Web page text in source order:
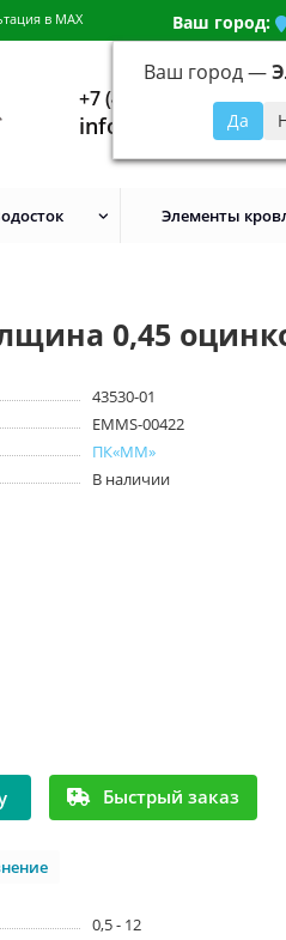
в MAX Ваш город:
Ваш город —
+7 (499) 648-92-94
Элементы
0,45
43530-01
EMMS-00422
ПК«ММ»
В наличии
Быстрый заказ
0,5 - 12